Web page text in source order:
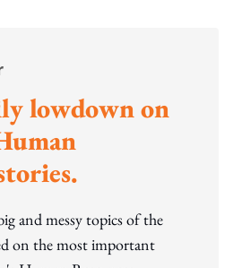
lowdown on
and messy topics of the
on the most important